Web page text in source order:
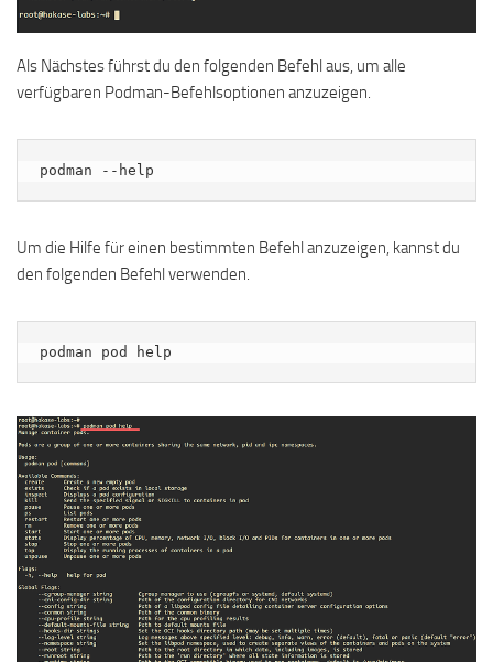
Als Nächstes führst du den folgenden Befehl aus, um alle
verfügbaren Podman-Befehlsoptionen anzuzeigen.
podman --help
Um die Hilfe für einen bestimmten Befehl anzuzeigen, kannst du
den folgenden Befehl verwenden.
podman pod help